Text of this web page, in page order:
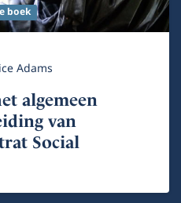
boek
Adams
algemeen
van
Social